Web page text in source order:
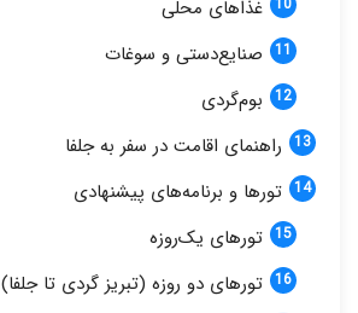
غذاهای محلی
صنایع‌دستی و سوغات
بوم‌گردی
راهنمای اقامت در سفر به جلفا
تورها و برنامه‌های پیشنهادی
تورهای یک‌روزه
تورهای دو روزه (تبریز گردی تا جلفا)